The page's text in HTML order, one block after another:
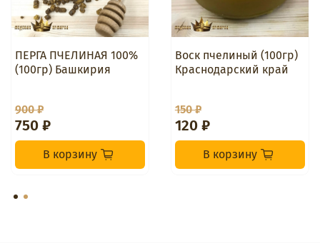
ПЕРГА ПЧЕЛИНАЯ 100%
(100гр) Башкирия
900 ₽
750 ₽
В корзину
Воск пчелиный (100гр)
Краснодарский край
150 ₽
120 ₽
В корзину